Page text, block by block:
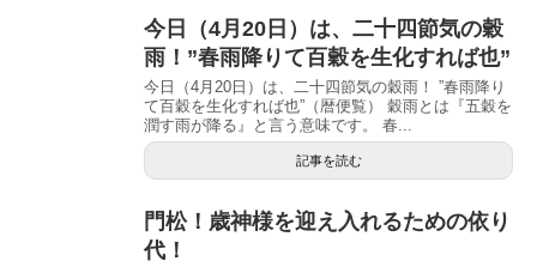
今日（4月20日）は、二十四節気の穀
雨！”春雨降りて百穀を生化すれば也”
今日（4月20日）は、二十四節気の穀雨！ ”春雨降り
て百穀を生化すれば也”（暦便覧） 穀雨とは『五穀を
潤す雨が降る』と言う意味です。 春...
記事を読む
門松！歳神様を迎え入れるための依り
代！